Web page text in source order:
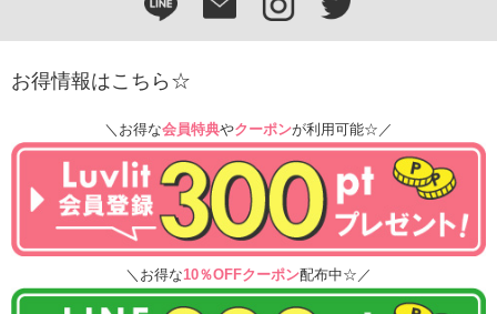
お得情報はこちら☆
＼お得な会員特典やクーポンが利用可能☆／
＼お得な10％OFFクーポン配布中☆／